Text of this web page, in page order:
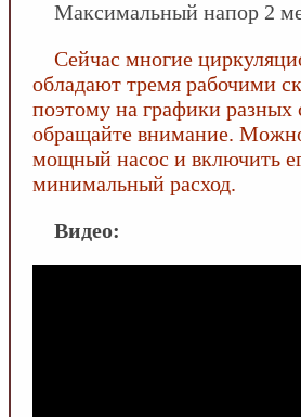
Максимальный напор 2
Сейчас многие
обладают тремя рабочими
поэтому на графики разных
обращайте внимание.
мощный насос и включить
минимальный расход.
Видео: